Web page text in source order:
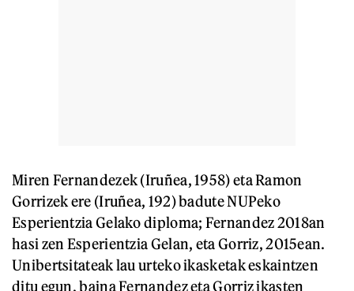
Miren Fernandezek (Iruñea, 1958) eta Ramon
Gorrizek ere (Iruñea, 192) badute NUPeko
Esperientzia Gelako diploma; Fernandez 2018an
hasi zen Esperientzia Gelan, eta Gorriz, 2015ean.
Unibertsitateak lau urteko ikasketak eskaintzen
ditu egun, baina Fernandez eta Gorriz ikasten